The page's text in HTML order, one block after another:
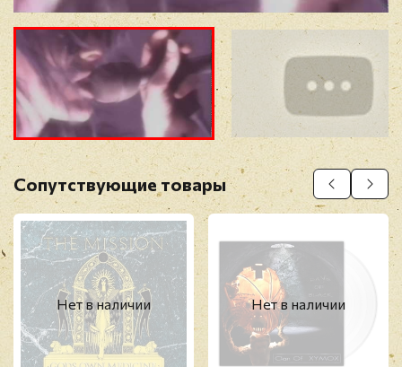
Прикрепить фото
Оставить отзыв
Перед публикацией отзывы проходят
модерацию
Сопутствующие товары
Нет в наличии Нет в наличии